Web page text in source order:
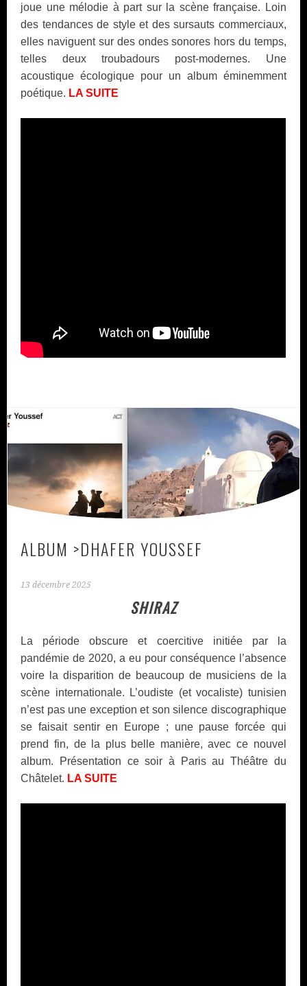
joue une mélodie à part sur la scène française. Loin
des tendances de style et des sursauts commerciaux,
elles naviguent sur des ondes sonores hors du temps,
telles deux troubadours post-modernes. Une
acoustique écologique pour un album éminemment
poétique. LA SUITE
ALBUM >DHAFER YOUSSEF
13 décembre 2025
SHIRAZ
La période obscure et coercitive initiée par la
pandémie de 2020, a eu pour conséquence l’absence
voire la disparition de beaucoup de musiciens de la
scène internationale. L’oudiste (et vocaliste) tunisien
n’est pas une exception et son silence discographique
se faisait sentir en Europe ; une pause forcée qui
prend fin, de la plus belle manière, avec ce nouvel
album. Présentation ce soir à Paris au Théâtre du
Châtelet. LA SUITE